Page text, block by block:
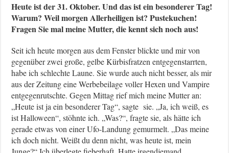
Heute ist der 31. Oktober. Und das ist ein besonderer Tag!
Warum? Weil morgen Allerheiligen ist? Pustekuchen!
Fragen Sie mal meine Mutter, die kennt sich noch aus!
Seit ich heute morgen aus dem Fenster blickte und mir von
gegenüber zwei große, gelbe Kürbisfratzen entgegenstarrten,
habe ich schlechte Laune. Sie wurde auch nicht besser, als mir
aus der Zeitung eine Werbebeilage voller Hexen und Vampire
entgegenrutschte. Gegen Mittag rief mich meine Mutter an:
„Heute ist ja ein besonderer Tag“, sagte sie. „Ja, ich weiß, es
ist Halloween“, stöhnte ich. „Was?“, fragte sie, als hätte ich
gerade etwas von einer Ufo-Landung gemurmelt. „Das meine
ich doch nicht. Weißt du denn nicht, was heute ist, mein